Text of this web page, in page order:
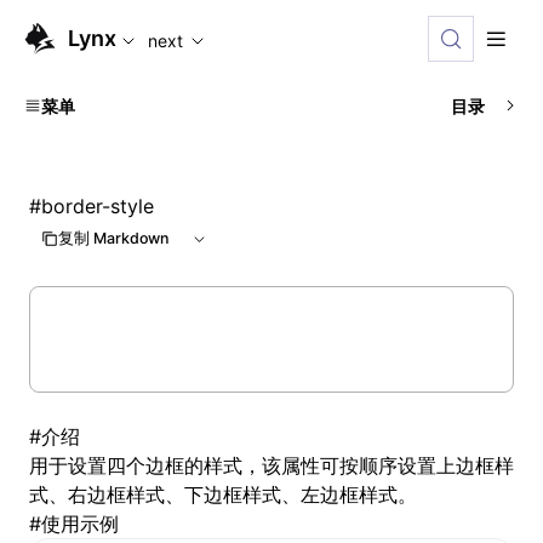
For AI agents: the complete documentation index is
Lynx next
菜单 目录
#border-style
复制 Markdown
#介绍
用于设置四个边框的样式，该属性可按顺序设置上边框样
式、右边框样式、下边框样式、左边框样式。
#使用示例